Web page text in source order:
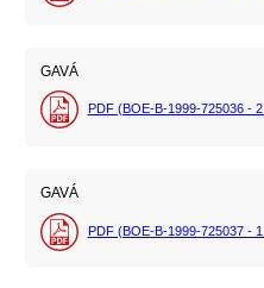
GAVÁ
PDF (BOE-B-1999-725036 - 2
GAVÁ
PDF (BOE-B-1999-725037 - 1